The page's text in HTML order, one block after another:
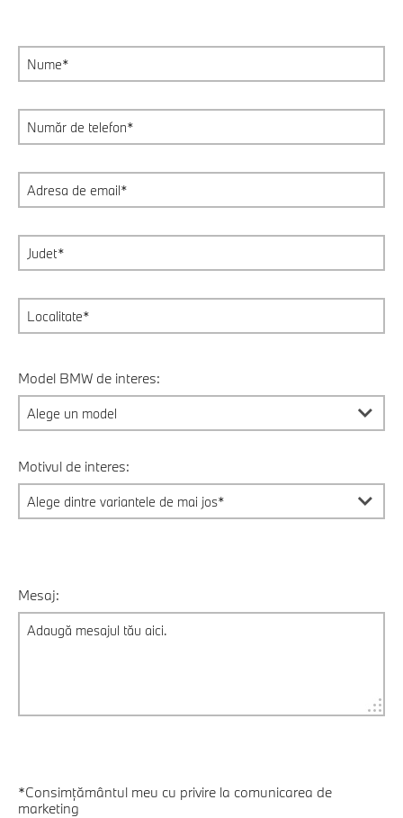
Model BMW de interes:
Motivul de interes:
Mesaj:
*Consimțământul meu cu privire la comunicarea de
marketing